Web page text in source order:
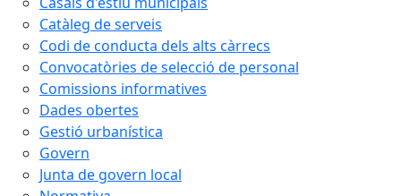
Catàleg de serveis
Codi de conducta dels alts càrrecs
Convocatòries de selecció de personal
Comissions informatives
Dades obertes
Gestió urbanística
Govern
Junta de govern local